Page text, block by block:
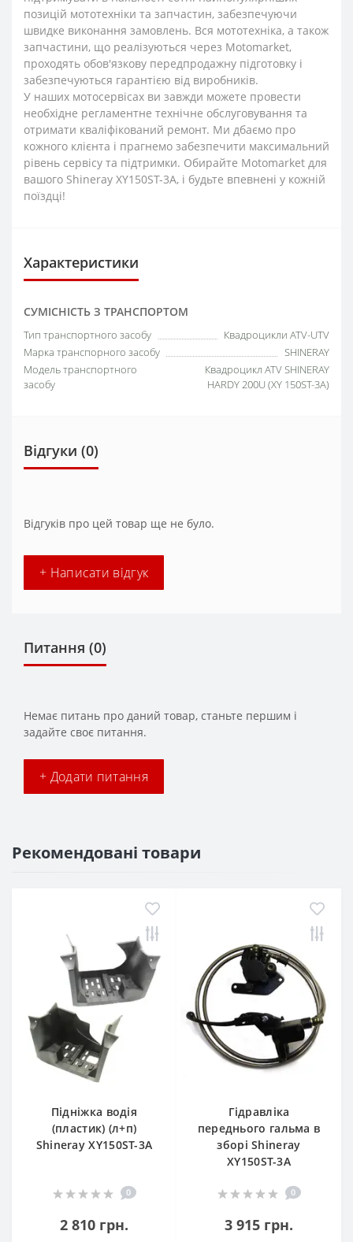
позицій мототехніки та запчастин, забезпечуючи
швидке виконання замовлень. Вся мототехніка, а також
запчастини, що реалізуються через Motomarket,
проходять обов'язкову передпродажну підготовку і
забезпечуються гарантією від виробників.
У наших мотосервісах ви завжди можете провести
необхідне регламентне технічне обслуговування та
отримати кваліфікований ремонт. Ми дбаємо про
кожного клієнта і прагнемо забезпечити максимальний
рівень сервісу та підтримки. Обирайте Motomarket для
вашого Shineray XY150ST-3A, і будьте впевнені у кожній
поїздці!
Характеристики
СУМІСНІСТЬ З ТРАНСПОРТОМ
Тип транспортного засобу
Квадроцикли ATV-UTV
Марка транспорного засобу
SHINERAY
Модель транспортного
засобу
Квадроцикл ATV SHINERAY
HARDY 200U (XY 150ST-3A)
Відгуки (0)
Відгуків про цей товар ще не було.
+ Написати відгук
Питання (0)
Немає питань про даний товар, станьте першим і
задайте своє питання.
+ Додати питання
Рекомендовані товари
Підніжка водія
(пластик) (л+п)
Shineray XY150ST-3A
0
2 810 грн.
Гідравліка
переднього гальма в
зборі Shineray
XY150ST-3A
0
3 915 грн.